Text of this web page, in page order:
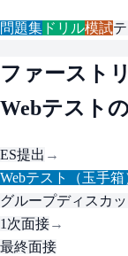
問題集 ドリル模試
ファースト
Webテスト
ES提出 →
Webテスト（玉手箱
グループディスカ
1次面接→
最終面接